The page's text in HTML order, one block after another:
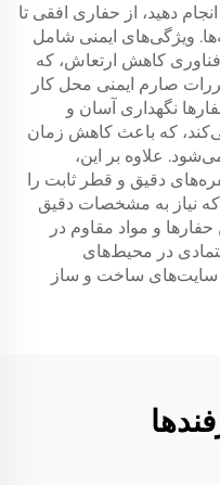
دهید، از حفاری افقی تا
ویژگی‌های ایمنی شامل
کاهش ارتعاش، که
صارم ایمنی محل کار
نگهداری آسان و
که باعث کاهش زمان
علاوه بر این،
دقیق و قطر ثابت را
نیاز به مشخصات دقیق
و مواد مقاوم در
در محیط‌های
سایت‌های ساخت و ساز